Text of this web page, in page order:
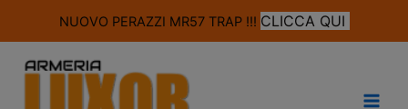
NUOVO PERAZZI MR57 TRAP !!! CLICCA QUI